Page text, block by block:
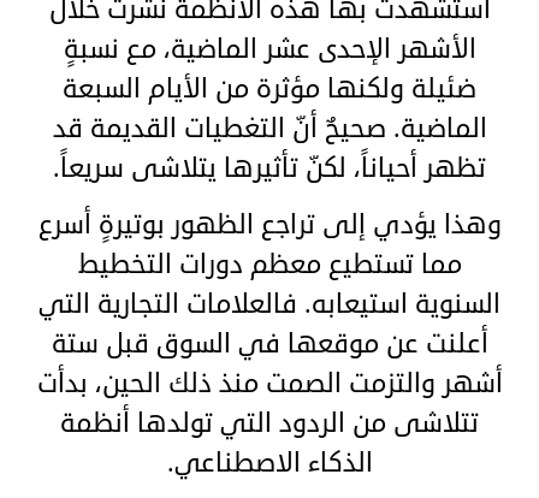
استشهدت بها هذه الأنظمة نُشرت خلال
الأشهر الإحدى عشر الماضية، مع نسبةٍ
ضئيلة ولكنها مؤثرة من الأيام السبعة
الماضية. صحيحٌ أنّ التغطيات القديمة قد
تظهر أحياناً، لكنّ تأثيرها يتلاشى سريعاً.
وهذا يؤدي إلى تراجع الظهور بوتيرةٍ أسرع
مما تستطيع معظم دورات التخطيط
السنوية استيعابه. فالعلامات التجارية التي
أعلنت عن موقعها في السوق قبل ستة
أشهر والتزمت الصمت منذ ذلك الحين، بدأت
تتلاشى من الردود التي تولدها أنظمة
الذكاء الاصطناعي.